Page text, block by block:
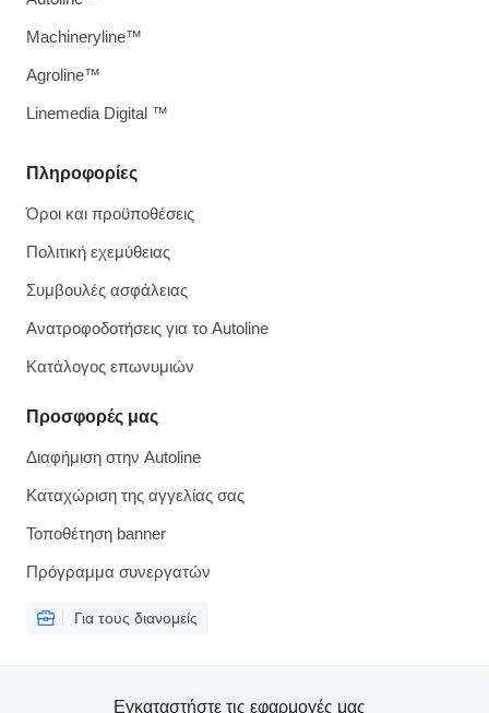
Πληροφορίες
Όροι και προϋποθέσεις
Πολιτική εχεμύθειας
Συμβουλές ασφάλειας
Ανατροφοδοτήσεις για το Autoline
Κατάλογος επωνυμιών
Προσφορές μας
Διαφήμιση στην Autoline
Καταχώριση της αγγελίας σας
Τοποθέτηση banner
Πρόγραμμα συνεργατών
Για τους διανομείς
Machineryline™
Agroline™
Linemedia Digital ™
Εγκαταστήστε τις εφαρμογές μας